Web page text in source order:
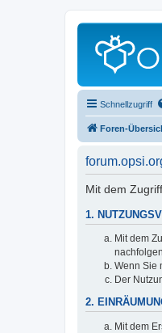
Schnellzugriff
Foren-
Mit dem
1.
Mit dem
Wenn Sie
Der
2.
Mit dem